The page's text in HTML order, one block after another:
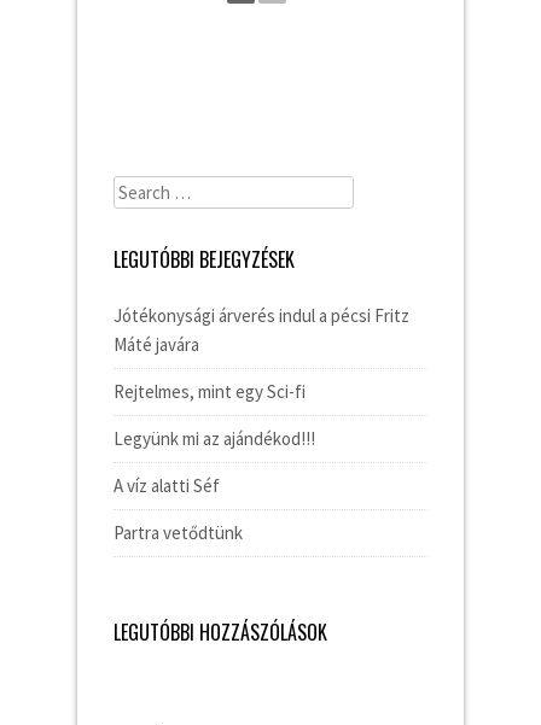
Search
LEGUTÓBBI BEJEGYZÉSEK
Jótékonysági árverés indul a pécsi Fritz
Máté javára
Rejtelmes, mint egy Sci-fi
Legyünk mi az ajándékod!!!
A víz alatti Séf
Partra vetődtünk
LEGUTÓBBI HOZZÁSZÓLÁSOK